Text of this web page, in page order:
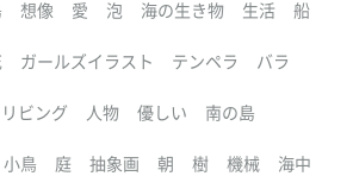
想像 愛 泡 海の生き物 生活 船
ガールズイラスト テンペラ バラ
リビング 人物 優しい 南の島
小鳥 庭 抽象画 朝 樹 機械 海中